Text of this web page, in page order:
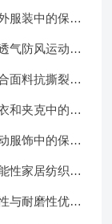
服装中的保暖
气防风运动服
面料抗撕裂与
和夹克中的应
服饰中的保暖
性家居纺织品
与耐磨性优化